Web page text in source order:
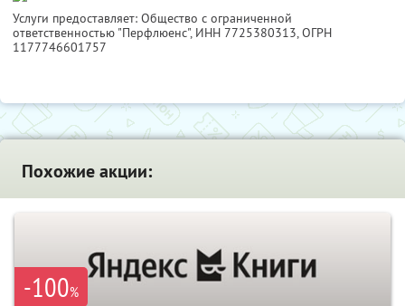
Услуги предоставляет: Общество с ограниченной
ответственностью "Перфлюенс", ИНН 7725380313, ОГРН
1177746601757
Похожие акции:
-100%